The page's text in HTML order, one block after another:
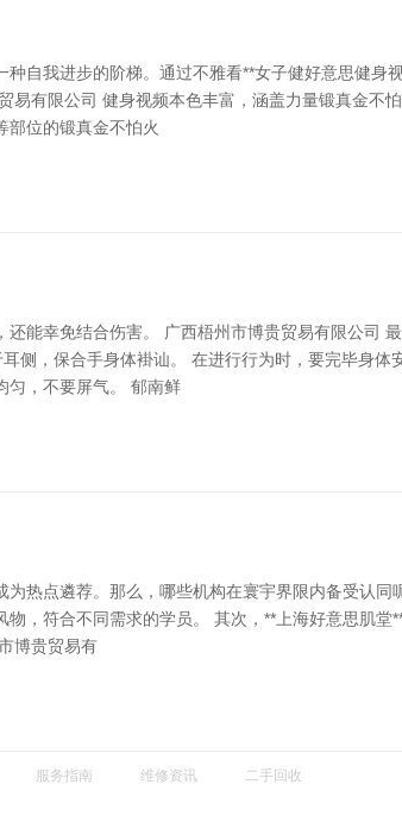
自我进步的阶梯。通过不雅看**女子健好意思健身
有限公司 健身视频本色丰富，涵盖力量锻真金不
部位的锻真金不怕火
能幸免结合伤害。 广西梧州市博贵贸易有限公司
，保合手身体褂讪。 在进行行为时，要完毕身体
匀，不要屏气。 郁南鲜
热点遴荐。那么，哪些机构在寰宇界限内备受认同
，符合不同需求的学员。 其次，**上海好意思肌堂
博贵贸易有
服务指南 维修资讯 二手回收